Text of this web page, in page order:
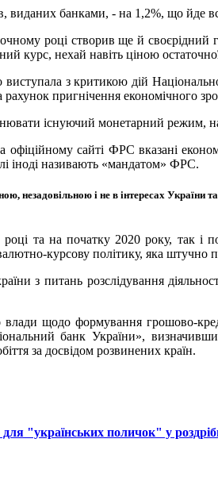
виданих банками, - на 1,2%, що йде
році створив ще й своєрідний
нехай навіть ціною
виступала з критикою дій
пригнічення економічного
існуючий монетарний режим,
сайті ФРС вказані
іноді називають «мандатом» ФРС.
незадовільною і не в інтересах України
та на початку 2020 року, так і
курсову політику, яка штучно
з питань розслідування
щодо формування грошово-
банк України»,
за досвідом розвинених країн.
"українських поличок" у